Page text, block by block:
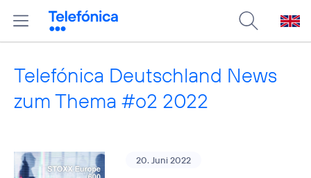
Telefónica Deutschland News
zum Thema #o2 2022
20. Juni 2022